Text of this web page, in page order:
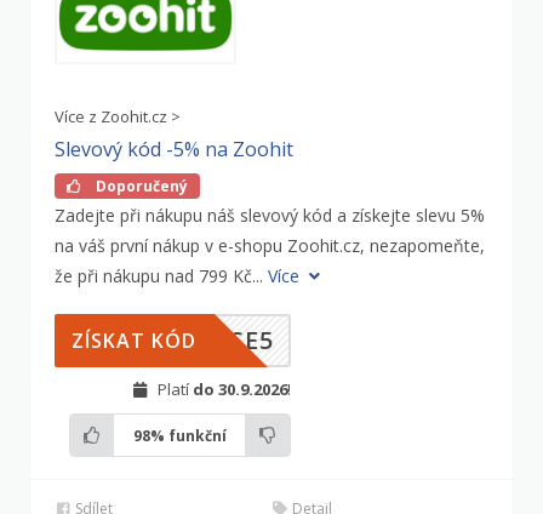
Více z Zoohit.cz >
Slevový kód -5% na Zoohit
Doporučený
Zadejte při nákupu náš slevový kód a získejte slevu 5%
na váš první nákup v e-shopu Zoohit.cz, nezapomeňte,
že při nákupu nad 799 Kč... Více
VSE5
ZÍSKAT KÓD
Platí do 30.9.2026!
98% funkční
Sdílet Detail